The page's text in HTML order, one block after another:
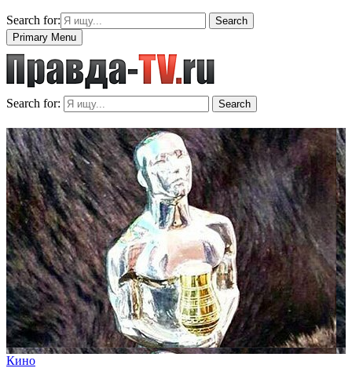
Search for:
Search
Primary Menu
Search for: Search
Кино